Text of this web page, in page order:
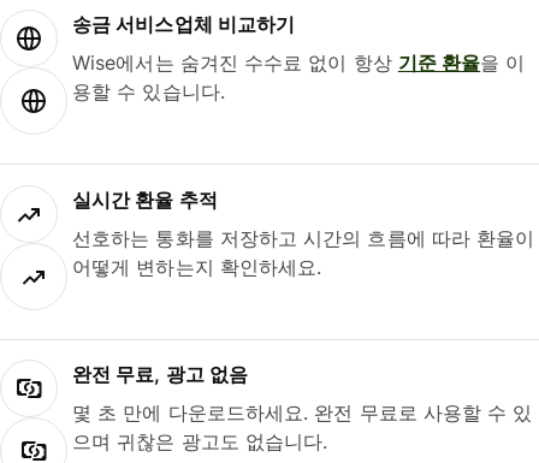
송금 서비스업체 비교하기
Wise에서는 숨겨진 수수료 없이 항상 기준 환율을 이
용할 수 있습니다.
실시간 환율 추적
선호하는 통화를 저장하고 시간의 흐름에 따라 환율이
어떻게 변하는지 확인하세요.
완전 무료, 광고 없음
몇 초 만에 다운로드하세요. 완전 무료로 사용할 수 있
으며 귀찮은 광고도 없습니다.